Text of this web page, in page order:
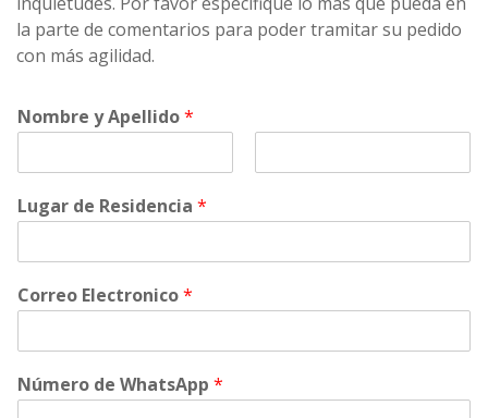
la parte de comentarios para poder tramitar su pedido
con más agilidad.
Nombre y Apellido*
i
rLugar de Residencia *
Correo Electronico*
Número de WhatsApp *